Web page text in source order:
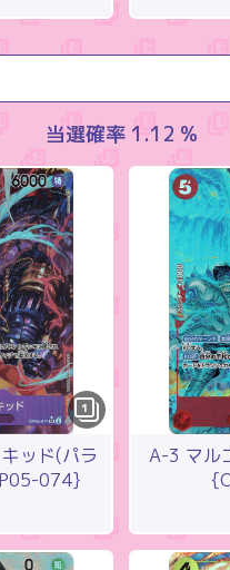
当選確率 1.12 %
1
ッド(パラ
074}
A-3 マル